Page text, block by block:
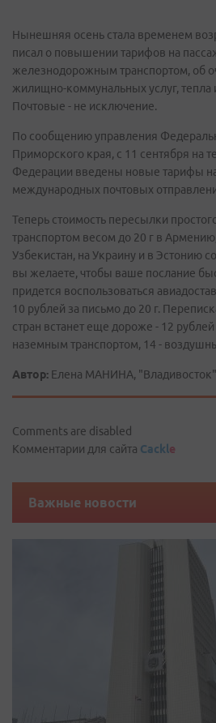
Нынешняя осень стала временем
писал о повышении тарифов на
железнодорожным транспортом, об
жилищно-коммунальных услуг, тепла
Почтовые - не исключение.
По сообщению управления
Приморского края, с 11 сентября на
Федерации введены новые тарифы
международных почтовых
Теперь стоимость пересылки
транспортом весом до 20 г в
Узбекистан, на Украину и в Эстонию
вы желаете, чтобы ваше послание
придется воспользоваться
10 рублей за письмо до 20 г.
стран встанет еще дороже - 12
наземным транспортом, 14 -
Автор: Елена МАНИНА, "Владивосток"
Comments are disabled
Комментарии для сайта Cackle
Важные новости